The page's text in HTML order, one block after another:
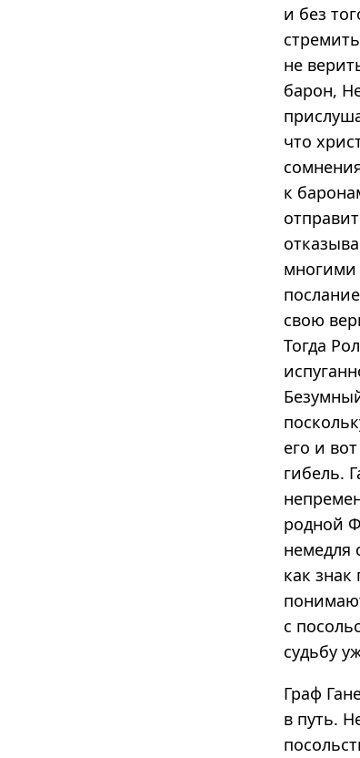
и без
не
барон,
что
к
многими
свою
Тогда
его и
гибель.
родной
немедля
как
с
судьбу
Граф
в путь.